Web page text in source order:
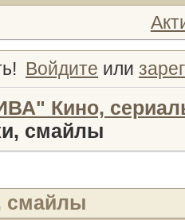
Войдите или
Кино,
смайлы
смайлы